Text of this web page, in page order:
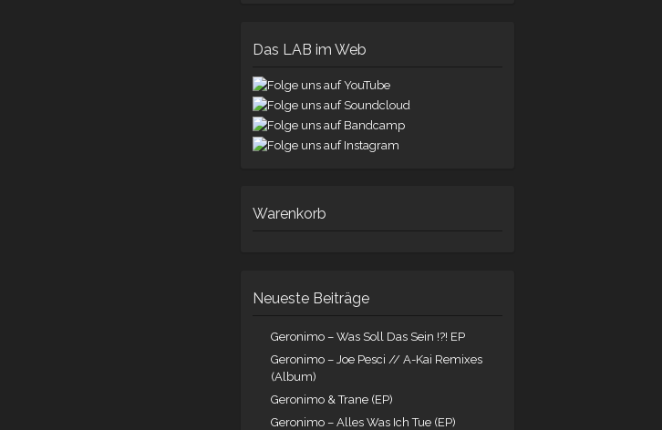
Das LAB im Web
Warenkorb
Neueste Beiträge
Geronimo – Was Soll Das Sein !?! EP
Geronimo – Joe Pesci // A-Kai Remixes
(Album)
Geronimo & Trane (EP)
Geronimo – Alles Was Ich Tue (EP)